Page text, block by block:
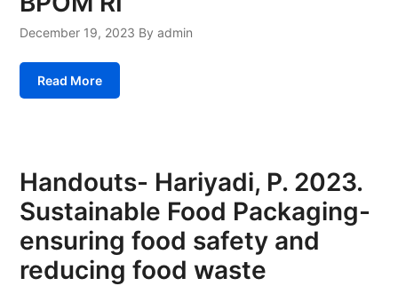
December 19, 2023 By admin
Read More
Handouts- Hariyadi, P. 2023.
Sustainable Food Packaging-
ensuring food safety and
reducing food waste